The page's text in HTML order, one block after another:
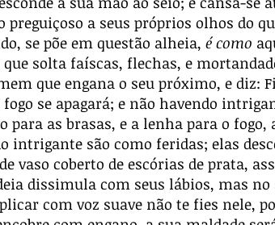
preguiçoso a seus próprios olhos do
se põe em questão alheia, é como
que solta faíscas, flechas, e
que engana o seu próximo, e diz:
se apagará; e não havendo
para as brasas, e a lenha para o
intrigante são como feridas; elas
vaso coberto de escórias de prata,
dissimula com seus lábios, mas
com voz suave não te fies nele,